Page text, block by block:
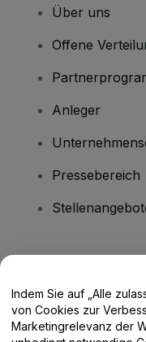
Über uns
Offene
Anleger
Pressebereich
Hilfe-Center /
Indem Sie auf „Alle
von Cookies zur
Marketingrelevanz der Website zu.